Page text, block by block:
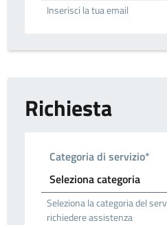
Inserisci la tua email
Richiesta
Categoria di servizio*
Seleziona la categoria del
richiedere assistenza